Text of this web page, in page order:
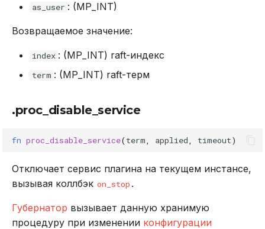
as_user : (MP_INT)
Возвращаемое значение:
index : (MP_INT) raft-индекс
term : (MP_INT) raft-терм
.proc_disable_service
fn proc_disable_service(term applied timeout)
Отключает сервис плагина на текущем инстансе,
вызывая коллбэк on_stop .
Губернатор вызывает данную хранимую
процедуру при изменении конфигурации